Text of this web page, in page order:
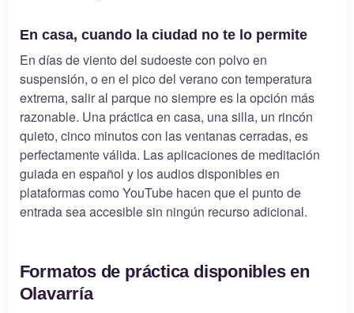
En casa, cuando la ciudad no te lo permite
En días de viento del sudoeste con polvo en
suspensión, o en el pico del verano con temperatura
extrema, salir al parque no siempre es la opción más
razonable. Una práctica en casa, una silla, un rincón
quieto, cinco minutos con las ventanas cerradas, es
perfectamente válida. Las aplicaciones de meditación
guiada en español y los audios disponibles en
plataformas como YouTube hacen que el punto de
entrada sea accesible sin ningún recurso adicional.
Formatos de práctica disponibles en
Olavarría